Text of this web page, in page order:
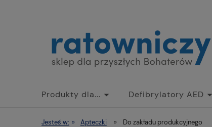
Produkty dla... Defibrylatory AED
Jesteś w: » Apteczki » Do zakładu produkcyjnego